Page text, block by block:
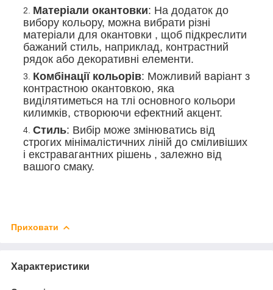
Матеріали окантовки: На додаток до
вибору кольору, можна вибрати різні
матеріали для окантовки , щоб підкреслити
бажаний стиль, наприклад, контрастний
рядок або декоративні елементи.
Комбінації кольорів: Можливий варіант з
контрастною окантовкою, яка
виділятиметься на тлі основного кольори
килимків, створюючи ефектний акцент.
Стиль: Вибір може змінюватись від
строгих мінімалістичних ліній до сміливіших
і екстравагантних рішень , залежно від
вашого смаку.
Приховати
Характеристики